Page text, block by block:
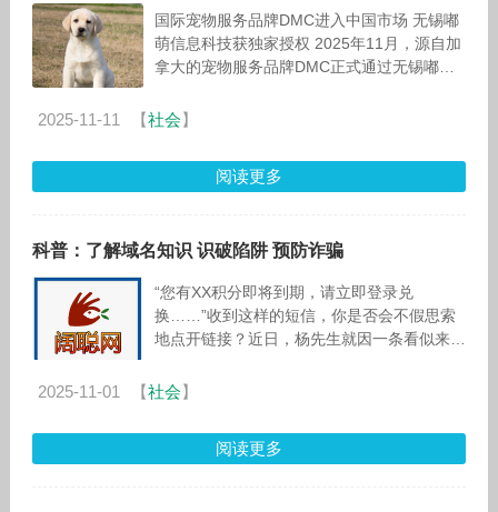
国际宠物服务品牌DMC进入中国市场 无锡嘟
萌信息科技获独家授权 2025年11月，源自加
拿大的宠物服务品牌DMC正式通过无锡嘟萌
展中国市场。
2025-11-11 【社会】
阅读更多
科普：了解域名知识 识破陷阱 预防诈骗
“您有XX积分即将到期，请立即登录兑
换……”收到这样的短信，你是否会不假思索
地点开链接？近日，杨先生就因一条看似来
后被盗刷7739元。而骗局的关键，
2025-11-01 【社会】
阅读更多